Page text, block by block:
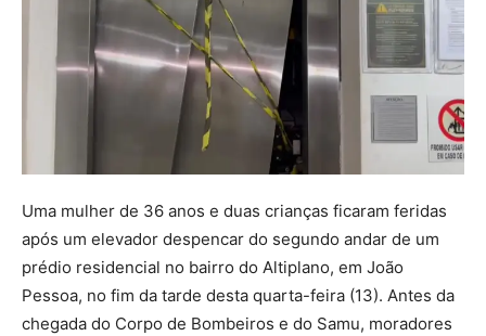
Uma mulher de 36 anos e duas crianças ficaram feridas
após um elevador despencar do segundo andar de um
prédio residencial no bairro do Altiplano, em João
Pessoa, no fim da tarde desta quarta-feira (13). Antes da
chegada do Corpo de Bombeiros e do Samu, moradores